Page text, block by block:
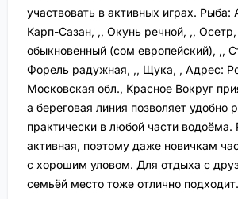
участвовать в активных играх.
Карп-Сазан, ,, Окунь речной, ,,
обыкновенный (сом европейский), ,,
Форель радужная, ,, Щука, , Адрес:
Московская обл., Красное Вокруг
а береговая линия позволяет удобно
практически в любой части водоёма.
активная, поэтому даже новичкам
с хорошим уловом. Для отдыха с
семьёй место тоже отлично подходит.